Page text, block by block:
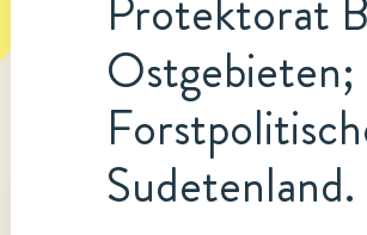
Protektorat
Sudetenland.